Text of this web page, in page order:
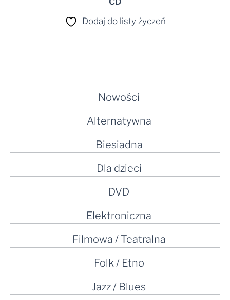
Nowości
Alternatywna
Biesiadna
Dla dzieci
DVD
Elektroniczna
Filmowa / Teatralna
Folk / Etno
Jazz / Blues
Dodaj do listy życzeń